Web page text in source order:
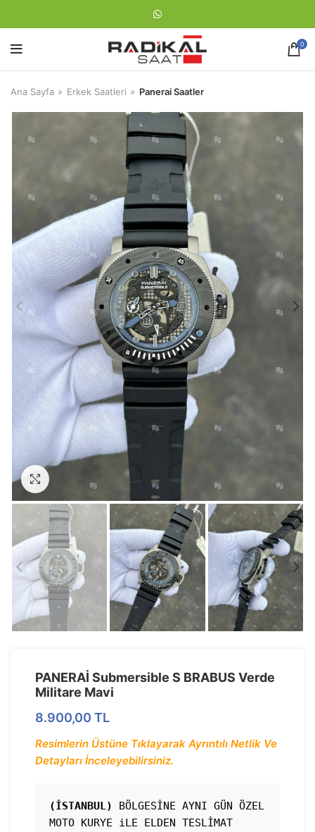
0
Ana Sayfa Erkek Saatleri Panerai Saatler
PANERAİ Submersible S BRABUS Verde
Militare Mavi
8.900,00 TL
Resimlerin Üstüne Tıklayarak Ayrıntılı Netlik Ve
Detayları İnceleyebilirsiniz.
(İSTANBUL)
BÖLGESİNE AYNI GÜN ÖZEL
MOTO KURYE iLE ELDEN TESLİMAT